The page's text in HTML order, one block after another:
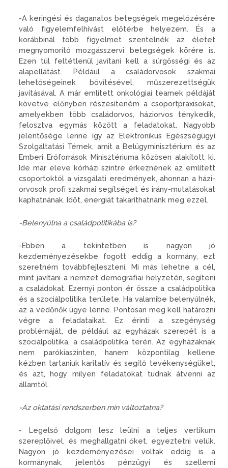
-A keringési és daganatos betegségek megelőzésére
való figyelemfelhívást előtérbe helyezem. És a
korábbinál több figyelmet szentelnék az életet
megnyomorító mozgásszervi betegségek körére is.
Ezen túl feltétlenül javítani kell a sürgősségi és az
alapellátást. Például a családorvosok szakmai
lehetőségeinek bővítésével, műszerezettségük
javításával. A már említett onkológiai teamek példáját
követve előnyben részesíteném a csoportpraxisokat,
amelyekben több családorvos, háziorvos ténykedik,
felosztva egymás között a feladatokat. Nagyobb
jelentősége lenne így az Elektronikus Egészségügyi
Szolgáltatási Térnek, amit a Belügyminisztérium és az
Emberi Erőforrások Minisztériuma közösen alakított ki.
Ide már eleve kórházi szintre érkeznének az említett
csoportoktól a vizsgálati eredmények, ahonnan a házi-
orvosok profi szakmai segítséget és irány-mutatásokat
kaphatnának. Időt, energiát takaríthatnánk meg ezzel.
-Belenyúlna a családpolitikába is?
-Ebben a tekintetben is nagyon jó
kezdeményezésekbe fogott eddig a kormány, ezt
szeretném továbbfejleszteni. Mi más lehetne a cél,
mint javítani a nemzet demográfiai helyzetén, segíteni
a családokat. Ezernyi ponton ér össze a családpolitika
és a szociálpolitika területe. Ha valamibe belenyúlnék,
az a védőnők ügye lenne. Pontosan meg kell határozni
végre a feladataikat. Ez érinti a szegénység
problémáját, de például az egyházak szerepét is a
szociálpolitika, a családpolitika terén. Az egyházaknak
nem parókiaszinten, hanem központilag kellene
kézben tartaniuk karitatív és segítő tevékenységüket,
és azt, hogy milyen feladatokat tudnak átvenni az
államtól.
-Az oktatási rendszerben min változtatna?
- Legelső dolgom lesz leülni a teljes vertikum
szereplőivel, és meghallgatni őket, egyeztetni velük.
Nagyon jó kezdeményezései voltak eddig is a
kormánynak, jelentős pénzügyi és szellemi